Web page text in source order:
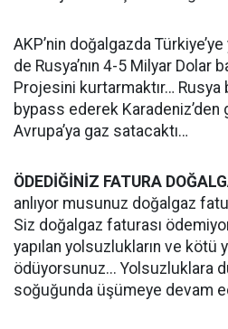
AKP’nin doğalgazda
de Rusya’nın 4-5 Milyar Dolar
Projesini kurtarmaktır… Rusya
bypass ederek
Avrupa’ya gaz satacaktı…
ÖDEDİĞİNİZ FATURA
anlıyor musunuz doğalgaz
Siz doğalgaz faturası
yapılan yolsuzlukların ve kötü
ödüyorsunuz... Yolsuzluklara
soğuğunda üşümeye devam